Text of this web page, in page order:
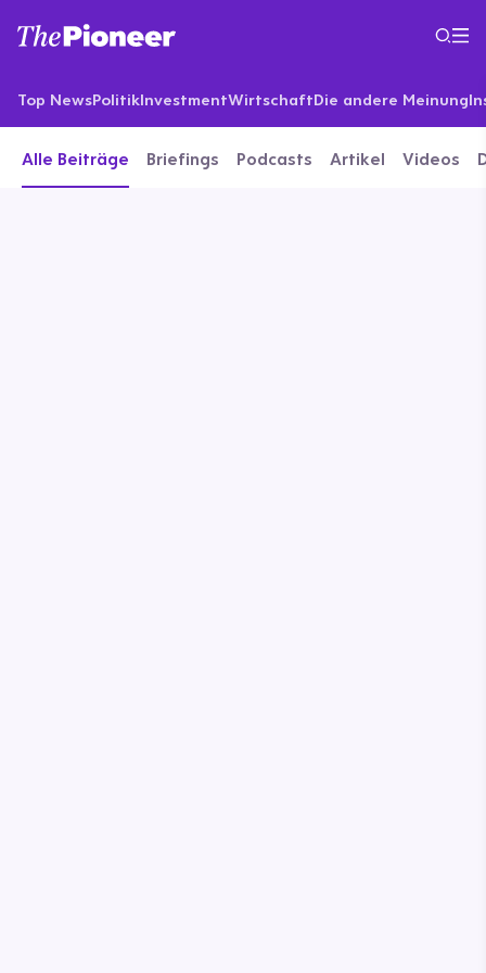
Top NewsPolitikInvestmentWirtschaftDie andere Meinung
Alle Beiträge Briefings Podcasts Artikel Videos